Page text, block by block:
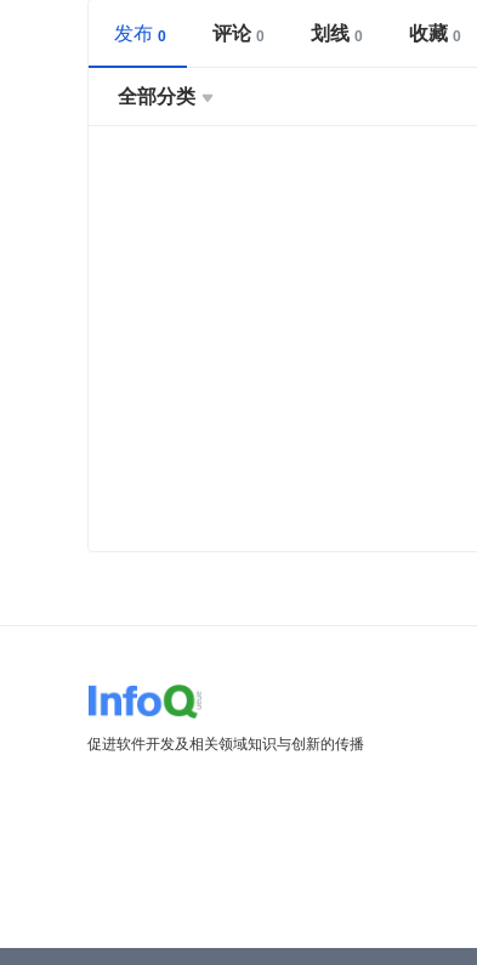
发布 评论 划线 收藏
全部分类 
促进软件开发及相关领域知识与创新的传播